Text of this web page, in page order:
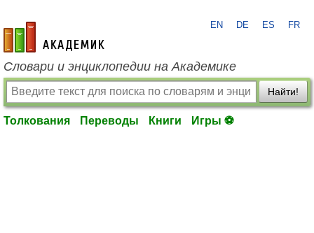
academic.ru
EN DE ES FR
Словари и энциклопедии на Академике
Найти!
Толкования Переводы Книги Игры ⚽